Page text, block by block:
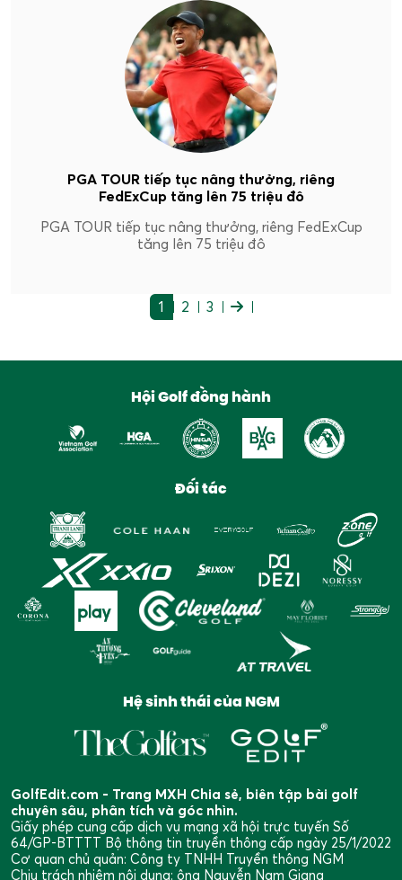
PGA TOUR tiếp tục nâng thưởng, riêng
FedExCup tăng lên 75 triệu đô
PGA TOUR tiếp tục nâng thưởng, riêng FedExCup
tăng lên 75 triệu đô
1 2 3
Hội Golf đồng hành
Đối tác
Hệ sinh thái của NGM
GolfEdit.com - Trang MXH Chia sẻ, biên tập bài golf
chuyên sâu, phân tích và góc nhìn.
Giấy phép cung cấp dịch vụ mạng xã hội trực tuyến Số
64/GP-BTTTT Bộ thông tin truyền thông cấp ngày 25/1/2022
Cơ quan chủ quản: Công ty TNHH Truyền thông NGM
Chịu trách nhiệm nội dung: ông Nguyễn Nam Giang